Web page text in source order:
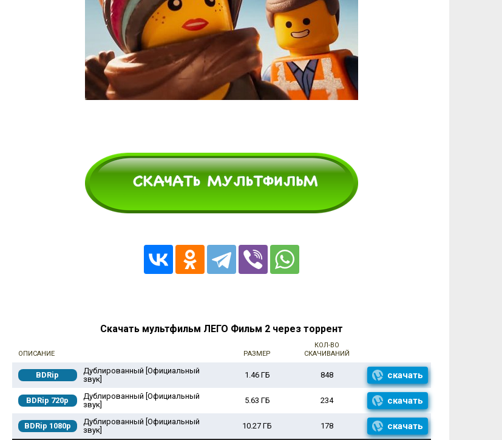
Скачать мультфильм ЛЕГО Фильм 2 через торрент
ОПИСАНИЕ РАЗМЕР
КОЛ-ВО
СКАЧИВАНИЙ
BDRip
Дублированный [Официальный
звук]
1.46 ГБ 848 скачать
BDRip 720p
Дублированный [Официальный
звук]
5.63 ГБ 234 скачать
BDRip 1080p
Дублированный [Официальный
звук]
10.27 ГБ 178 скачать